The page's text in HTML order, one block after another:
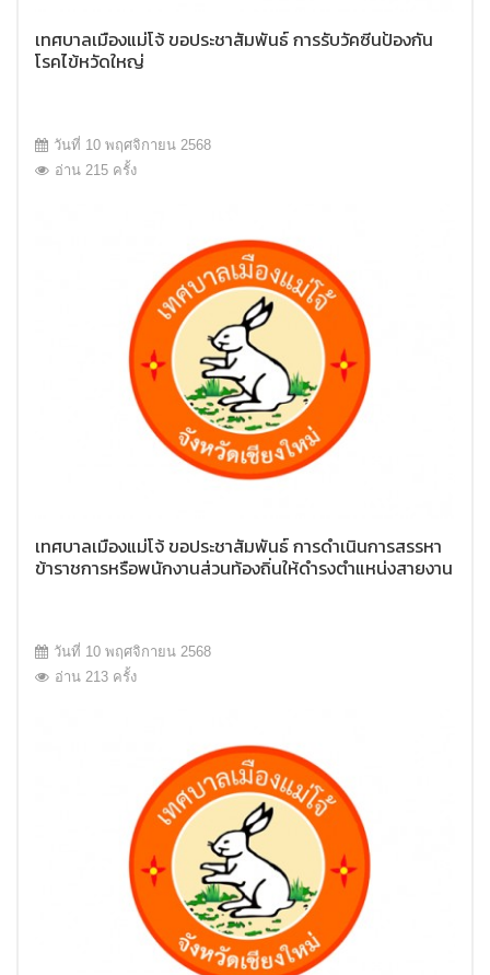
เทศบาลเมืองแม่โจ้ ขอประชาสัมพันธ์ การรับวัคซีนป้องกัน
โรคไข้หวัดใหญ่
วันที่ 10 พฤศจิกายน 2568
อ่าน 215 ครั้ง
เทศบาลเมืองแม่โจ้ ขอประชาสัมพันธ์ การดำเนินการสรรหา
ข้าราชการหรือพนักงานส่วนท้องถิ่นให้ดำรงตำแหน่งสายงาน
วันที่ 10 พฤศจิกายน 2568
อ่าน 213 ครั้ง